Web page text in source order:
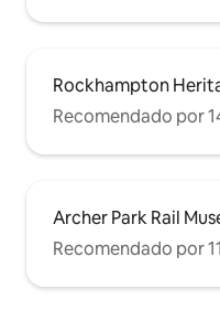
Rockhampton
Recomendado por
Archer Park Rail
Recomendado por